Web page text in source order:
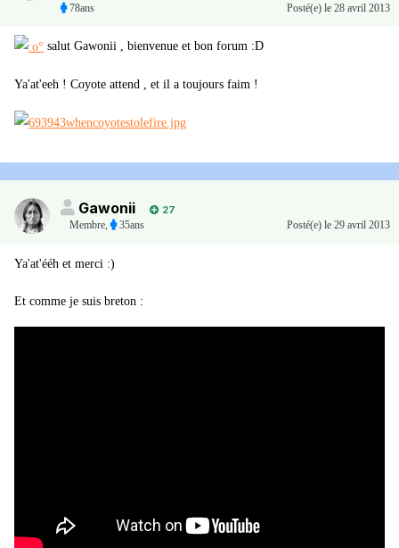
78ans
Posté(e) le 28 avril 2013
salut Gawonii , bienvenue et bon forum :D
Ya'at'eeh ! Coyote attend , et il a toujours faim !
Gawonii
27
Membre, 35ans Posté(e) le 29 avril 2013
Ya'at'ééh et merci :)
Et comme je suis breton :